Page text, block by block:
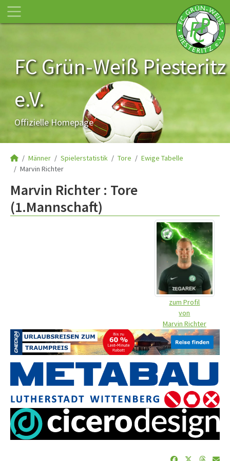
FC Grün-Weiß Piesteritz
e.V.
Offizielle Homepage
Männer Spielerstatistik Tore
Ewige Tabelle
Marvin Richter
Marvin Richter : Tore
(1.Mannschaft)
zum Profil
von
Marvin Richter